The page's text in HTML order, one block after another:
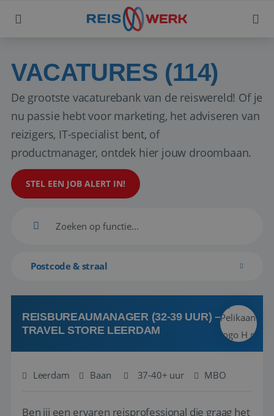
VACATURES (114)
De grootste vacaturebank van de reiswereld! Of je
nu passie hebt voor marketing, het adviseren van
reizigers, IT-specialist bent, of
productmanager, ontdek hier jouw droombaan.
STEL EEN JOB ALERT IN!
Postcode & straal
REISBUREAUMANAGER (32-39 UUR) –
TRAVEL STORE LEERDAM
Leerdam Baan 37-40+ uur MBO
Ben jij een ervaren reisprofessional die graag het